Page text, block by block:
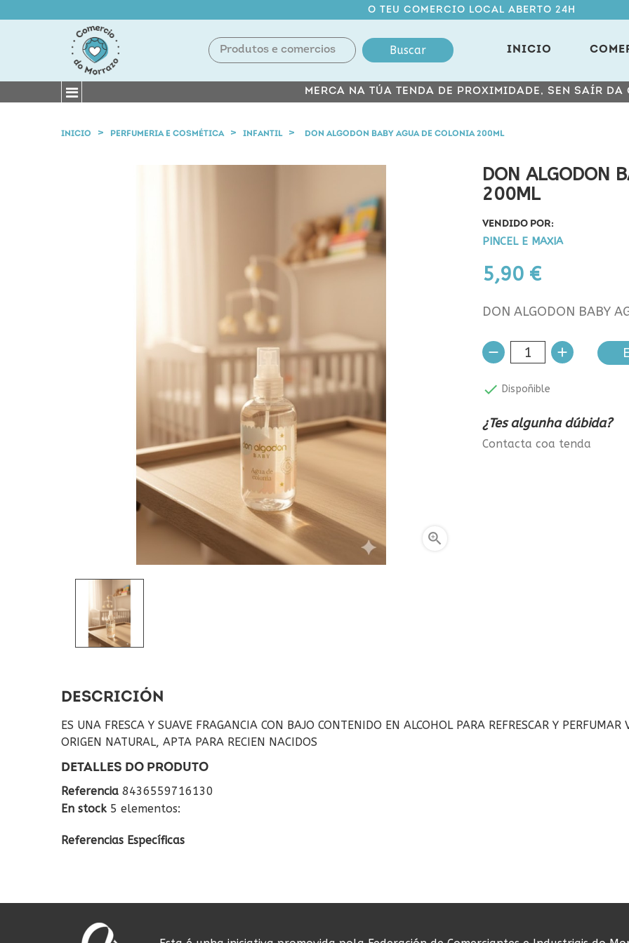
O TEU COMERCIO LOCAL ABERTO 24H
Buscar INICIO
MERCA NA TÚA TENDA DE PROXIMIDADE, SEN SAÍR DA
INICIO PERFUMERIA E COSMÉTICA INFANTIL DON ALGODON BABY AGUA DE COLONIA 200ML

DON ALGODON
200ML
VENDIDO POR:
PINCEL E MAXIA
5,90 €
DON ALGODON BABY
 Dispoñible
¿Tes algunha dúbida?
Contacta coa tenda
DESCRICIÓN
ES UNA FRESCA Y SUAVE FRAGANCIA CON BAJO CONTENIDO EN ALCOHOL PARA REFRESCAR Y
ORIGEN NATURAL, APTA PARA RECIEN NACIDOS
DETALLES DO PRODUTO
Referencia 8436559716130
En stock 5 elementos:
Referencias Específicas